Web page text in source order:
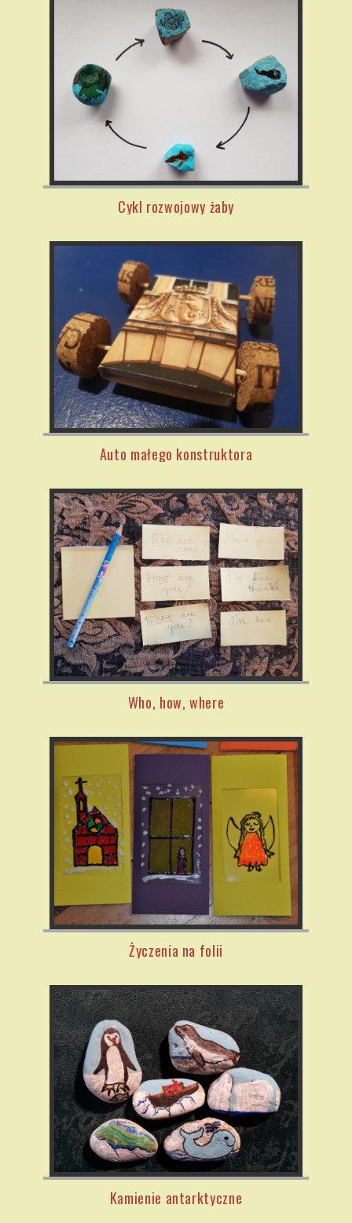
Cykl rozwojowy żaby
Auto małego konstruktora
Who, how, where
Życzenia na folii
Kamienie antarktyczne